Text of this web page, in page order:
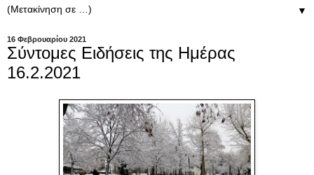
▼
16 Φεβρουαρίου 2021
Σύντομες Ειδήσεις της Ημέρας
16.2.2021